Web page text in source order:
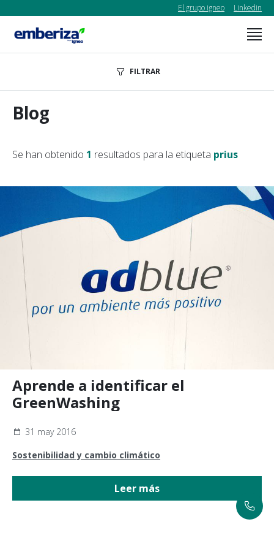
El grupo igneo Linkedin
FILTRAR
Blog
Se han obtenido 1 resultados para la etiqueta prius
Aprende a identificar el
GreenWashing
31 may 2016
Sostenibilidad y cambio climático
Leer más